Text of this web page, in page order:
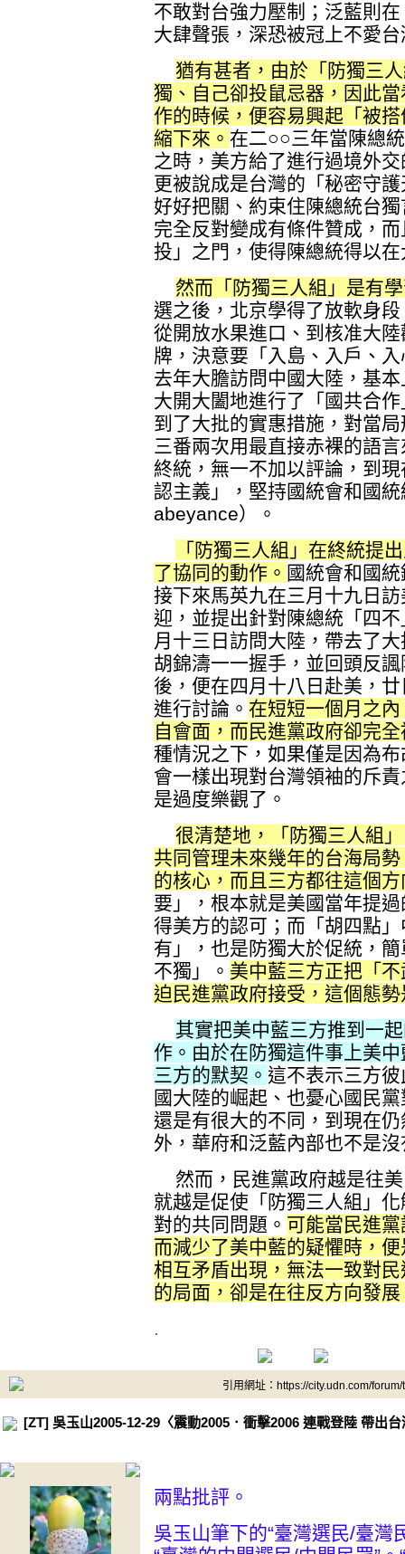
不敢對台強力壓制；泛藍則
大肆聲張，深恐被冠上不愛
猶有甚者，由於「防獨三
獨、自己卻投鼠忌器，因此
作的時候，便容易興起「被
縮下來。 在二○○三年當陳總
之時，美方給了進行過境外
更被說成是台灣的「秘密守
好好把關、約束住陳總統台
完全反對變成有條件贊成，
投」之門，使得陳總統得以
然而「防獨三人組」是有
選之後，北京學得了放軟身
從開放水果進口、到核准大
牌，決意要「入島、入戶、
去年大膽訪問中國大陸，基
大開大闔地進行了「國共合
到了大批的實惠措施，對當
三番兩次用最直接赤裸的語
終統，無一不加以評論，到
認主義」，堅持國統會和國
abeyance）。
「防獨三人組」在終統提
了協同的動作。 國統會和國
接下來馬英九在三月十九日
迎，並提出針對陳總統「四
月十三日訪問大陸，帶去了
胡錦濤一一握手，並回頭反
後，便在四月十八日赴美，
進行討論。 在短短一個月之
自會面，而民進黨政府卻完
種情況之下，如果僅是因為
會一樣出現對台灣領袖的斥
是過度樂觀了。
很清楚地，「防獨三人組
共同管理未來幾年的台海局
的核心，而且三方都往這個
要」，根本就是美國當年提
得美方的認可；而「胡四點
有」，也是防獨大於促統，
不獨」。 美中藍三方正把「
迫民進黨政府接受，這個態
其實把美中藍三方推到一
作。由於在防獨這件事上美
三方的默契。 這不表示三方
國大陸的崛起、也憂心國民
還是有很大的不同，到現在
外，華府和泛藍內部也不是
然而，民進黨政府越是往
就越是促使「防獨三人組」
對的共同問題。 可能當民進
而減少了美中藍的疑懼時，
相互矛盾出現，無法一致對
的局面，卻是在往反方向發展
.
引用網址：https://city.udn.com/
[ZT] 吳玉山2005-12-29〈震動2005．衝擊2006 連戰登陸 帶出
兩點批評。
吳玉山筆下的“臺灣選民/臺灣